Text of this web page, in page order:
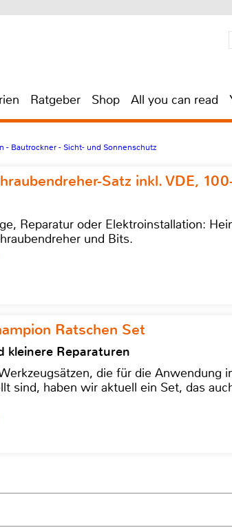
Ratgeber Shop All you can read
- Bautrockner - Sicht- und Sonnenschutz
Satz inkl. VDE,
Reparatur oder Elektroinstallation:
und Bits.
Ratschen Set
kleinere Reparaturen
die für die Anwendung
sind, haben wir aktuell ein Set, das